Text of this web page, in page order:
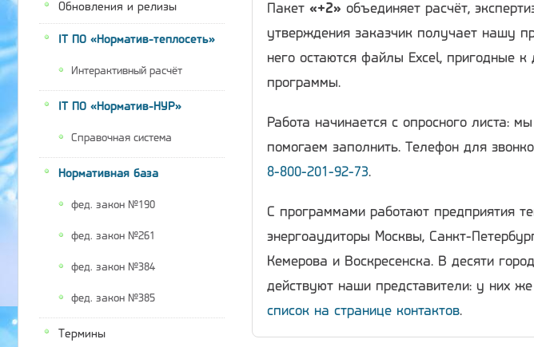
Обновления и релизы
IT ПО «Норматив-теплосеть»
Интерактивный расчёт
IT ПО «Норматив-НУР»
Справочная система
Нормативная база
фед. закон №190
фед. закон №261
фед. закон №384
фед. закон №385
Термины
Пакет «+2» объединяет расчёт,
утверждения заказчик получает нашу
него остаются файлы Excel, пригодные
программы.
Работа начинается с опросного листа:
помогаем заполнить. Телефон для
8-800-201-92-73.
С программами работают предприятия
энергоаудиторы Москвы, Санкт-
Кемерова и Воскресенска. В десяти
действуют наши представители: у них
список на странице контактов.